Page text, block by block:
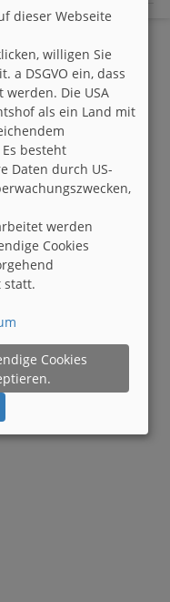
dieser Webseite
willigen Sie
a DSGVO ein, dass
werden. Die USA
als ein Land mit
besteht
Daten durch US-
werden
Cookies
statt.
Cookies